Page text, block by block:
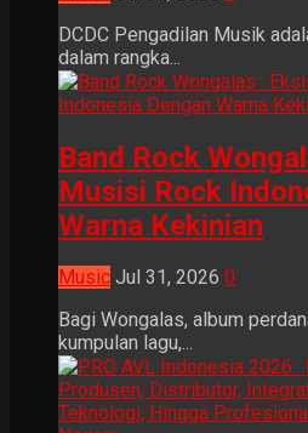
DCDC Pengadilan Musik
dalam rangka...
Band Rock
Musisi Rock
Warna Kekinian
Music Jul 31, 2026 0
Bagi Wongalas, album
kumpulan lagu,...